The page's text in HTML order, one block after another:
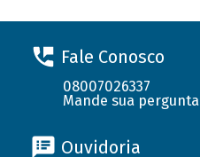
Fale Conosco
08007026337
Mande sua pergunta
Ouvidoria